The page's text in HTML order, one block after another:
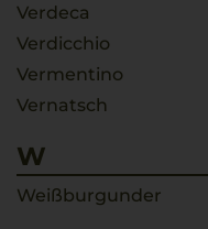
Verdeca
Verdicchio
Vermentino
Vernatsch
W
Weißburgunder